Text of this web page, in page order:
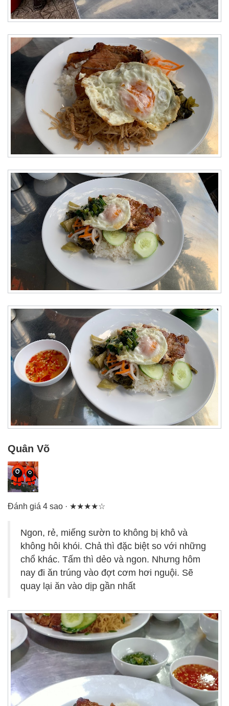
Quân Võ
Đánh giá 4 sao · ★★★★☆
Ngon, rẻ, miếng sườn to không bị khô và
không hôi khói. Chả thì đặc biệt so với những
chổ khác. Tấm thì dẻo và ngon. Nhưng hôm
nay đi ăn trúng vào đợt cơm hơi nguội. Sẽ
quay lại ăn vào dịp gần nhất